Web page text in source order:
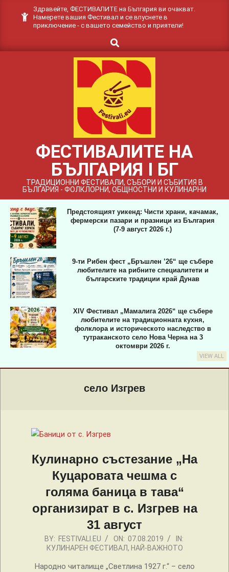
Здравейте, ФЕСТИВАЛИТЕ на България ви очакват.
Намерете вашия Фестивал и се впуснете в
приключение - с вашето семейство и приятели!
Search
ФЕСТИВАЛИТЕ НА
БЪЛГАРИЯ I БГ
ТРАДИЦИОННИ ФЕСТИВАЛИ, СЪБОРИ И СЪБИТИЯ В
БЪЛГАРИЯ - ФОЛКЛОРНИ, ОБЩНОСТНИ И КУЛИНАРНИ
Предстоящият уикенд: Чисти храни, качамак,
фермерски пазари и празници из България
(7-9 август 2026 г.)
9-ти Рибен фест „Бръшлен ’26“ ще събере
любителите на рибните специалитети и
българските традиции край Дунав
XIV Фестивал „Мамалига 2026“ ще събере
любителите на традиционната кухня,
фолклора и историческото наследство в
тутраканското село Нова Черна на 3
октомври 2026 г.
VIEW ALL
село Изгрев
Кулинарно състезание „На
Куцаровата чешма с
голяма баница в тава“
организират в с. Изгрев на
31 август
2019-
07
BY: FESTIVALI.EU ON: 07.08.2019
IN:
КУЛИНАРЕН ФЕСТИВАЛ, НАЙ-ВАЖНОТО
Народно читалище „Светлина 1927 г.“ – село